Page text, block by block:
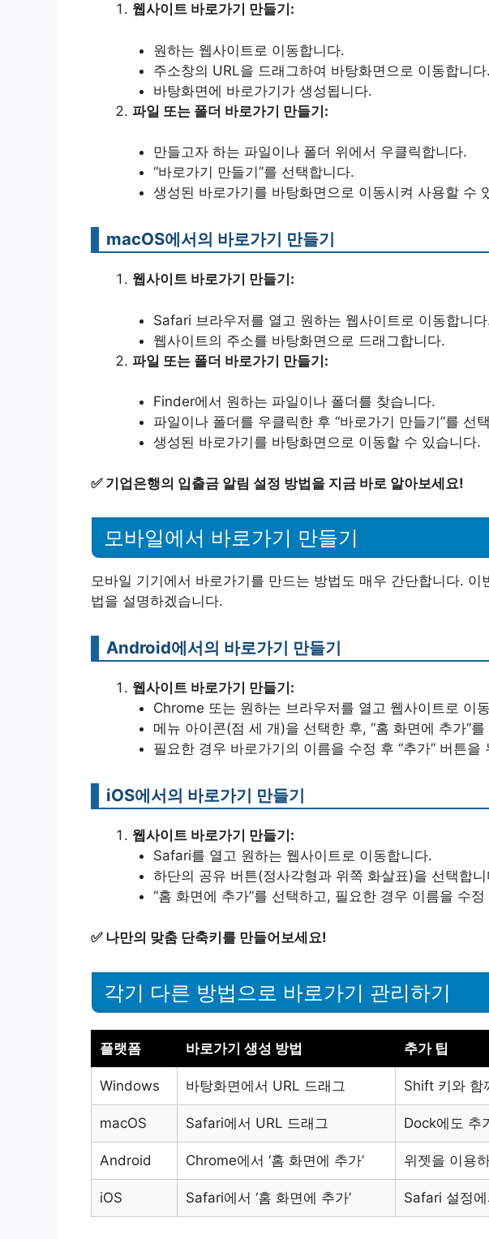
웹사이트 바로가기 만들기:
원하는 웹사이트로 이동합니다.
주소창의 URL을 드래그하여 바탕화면으로 이동합니다.
바탕화면에 바로가기가 생성됩니다.
파일 또는 폴더 바로가기 만들기:
만들고자 하는 파일이나 폴더 위에서 우클릭합니다.
“바로가기 만들기”를 선택합니다.
생성된 바로가기를 바탕화면으로 이동시켜 사용할 수
macOS에서의 바로가기 만들기
웹사이트 바로가기 만들기:
Safari 브라우저를 열고 원하는 웹사이트로 이동합니
웹사이트의 주소를 바탕화면으로 드래그합니다.
파일 또는 폴더 바로가기 만들기:
Finder에서 원하는 파일이나 폴더를 찾습니다.
파일이나 폴더를 우클릭한 후 “바로가기 만들기”를 선
생성된 바로가기를 바탕화면으로 이동할 수 있습니다.
✅ 기업은행의 입출금 알림 설정 방법을 지금 바로 알아보세요!
모바일에서 바로가기 만들기
모바일 기기에서 바로가기를 만드는 방법도 매우 간단합니다.
법을 설명하겠습니다.
Android에서의 바로가기 만들기
웹사이트 바로가기 만들기:
Chrome 또는 원하는 브라우저를 열고 웹사이트로 이
메뉴 아이콘(점 세 개)을 선택한 후, “홈 화면에 추가”
필요한 경우 바로가기의 이름을 수정 후 “추가” 버튼을
iOS에서의 바로가기 만들기
웹사이트 바로가기 만들기:
Safari를 열고 원하는 웹사이트로 이동합니다.
하단의 공유 버튼(정사각형과 위쪽 화살표)을 선택합니
“홈 화면에 추가”를 선택하고, 필요한 경우 이름을 수
✅ 나만의 맞춤 단축키를 만들어보세요!
각기 다른 방법으로 바로가기 관리하기
플랫폼 바로가기 생성 방법 추가 팁
Windows 바탕화면에서 URL 드래그 Shift 키와 함
macOS Safari에서 URL 드래그 Dock에도 추
Android Chrome에서 ‘홈 화면에 추가’ 위젯을 이용
iOS Safari에서 ‘홈 화면에 추가’ Safari 설정